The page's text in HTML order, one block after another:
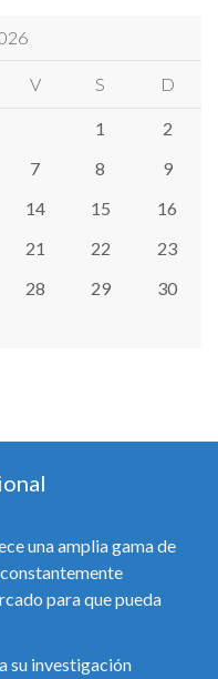
V S D
1
2
7 8
9
14 15
16
21 22
23
28 29
30
una amplia gama de
para que pueda
su investigación